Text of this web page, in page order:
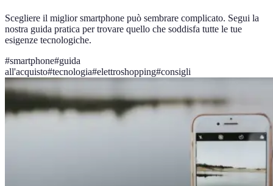
Scegliere il miglior smartphone può sembrare complicato. Segui la
nostra guida pratica per trovare quello che soddisfa tutte le tue
esigenze tecnologiche.
#smartphone#guida
all'acquisto#tecnologia#elettroshopping#consigli